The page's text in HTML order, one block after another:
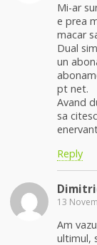
Mi-ar
e prea
macar
Dual
un
pt net.
Avand
sa
Reply
13
Am
ultimul,